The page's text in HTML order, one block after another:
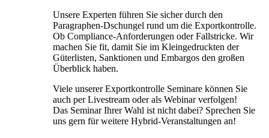
Unsere Experten führen Sie sicher durch den
Paragraphen-Dschungel rund um die Exportkontrolle.
Ob Compliance-Anforderungen oder Fallstricke. Wir
machen Sie fit, damit Sie im Kleingedruckten der
Güterlisten, Sanktionen und Embargos den großen
Überblick haben.
Viele unserer Exportkontrolle Seminare können Sie
auch per Livestream oder als Webinar verfolgen!
Das Seminar Ihrer Wahl ist nicht dabei? Sprechen Sie
uns gern für weitere Hybrid-Veranstaltungen an!